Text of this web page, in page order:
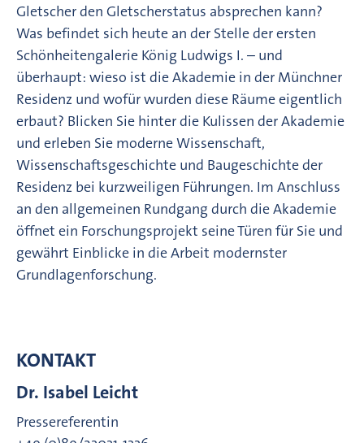
Gletscher den Gletscherstatus absprechen kann?
Was befindet sich heute an der Stelle der ersten
Schönheitengalerie König Ludwigs I. – und
überhaupt: wieso ist die Akademie in der Münchner
Residenz und wofür wurden diese Räume eigentlich
erbaut? Blicken Sie hinter die Kulissen der Akademie
und erleben Sie moderne Wissenschaft,
Wissenschaftsgeschichte und Baugeschichte der
Residenz bei kurzweiligen Führungen. Im Anschluss
an den allgemeinen Rundgang durch die Akademie
öffnet ein Forschungsprojekt seine Türen für Sie und
gewährt Einblicke in die Arbeit modernster
Grundlagenforschung.
KONTAKT
Dr. Isabel Leicht
Pressereferentin